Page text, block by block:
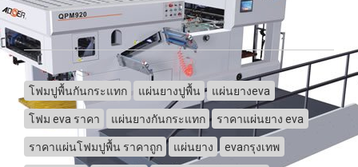
โฟมปูพื้นกันกระแทก แผ่นยางปูพื้น แผ่นยางeva
โฟม eva ราคา แผ่นยางกันกระแทก ราคาแผ่นยาง eva
ราคาแผ่นโฟมปูพื้น ราคาถูก แผ่นยาง evaกรุงเทพ